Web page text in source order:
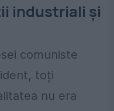
industriali și
comuniste
toți
nu era